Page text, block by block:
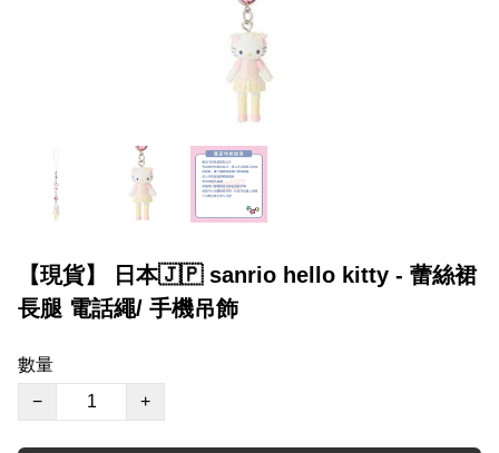
【現貨】 日本🇯🇵 sanrio hello kitty - 蕾絲裙
長腿 電話繩/ 手機吊飾
數量
−
+